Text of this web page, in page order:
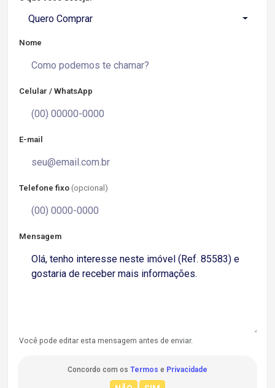
Quero Comprar
Nome
Celular / WhatsApp
E-mail
Telefone fixo (opcional)
Mensagem
Você pode editar esta mensagem antes de enviar.
Concordo com os Termos e Privacidade